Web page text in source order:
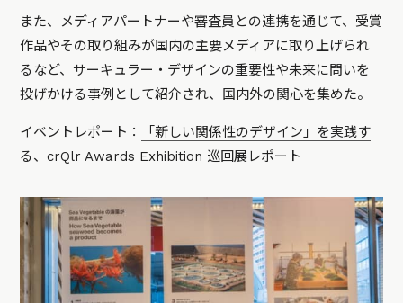
また、メディアパートナーや審査員との連携を通じて、受賞
作品やその取り組みが国内の主要メディアに取り上げられ
るなど、サーキュラー・デザインの重要性や未来に問いを
投げかける事例として紹介され、国内外の関心を集めた。
イベントレポート：
「新しい関係性のデザイン」を実践す
る、crQlr Awards Exhibition 巡回展レポート